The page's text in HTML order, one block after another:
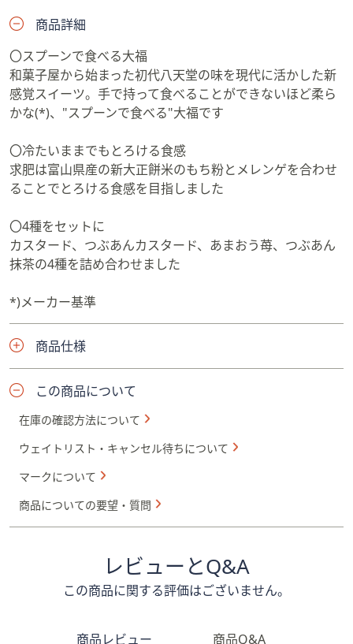
商品詳細
〇スプーンで食べる大福
和菓子屋から始まった初代八天堂の味を現代に活かした新
感覚スイーツ。手で持って食べることができないほど柔ら
かな(*)、"スプーンで食べる"大福です
〇冷たいままでもとろける食感
求肥は富山県産の新大正餅米のもち粉とメレンゲを合わせ
ることでとろける食感を目指しました
〇4種をセットに
カスタード、つぶあんカスタード、あまおう苺、つぶあん
抹茶の4種を詰め合わせました
*)メーカー基準
商品仕様
この商品について
在庫の確認方法について
ウェイトリスト・キャンセル待ちについて
マークについて
商品についての要望・質問
レビューとQ&A
この商品に関する評価はございません。
商品レビュー 商品Q&A